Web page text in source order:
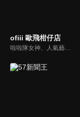
ofiii 歐飛柑仔店